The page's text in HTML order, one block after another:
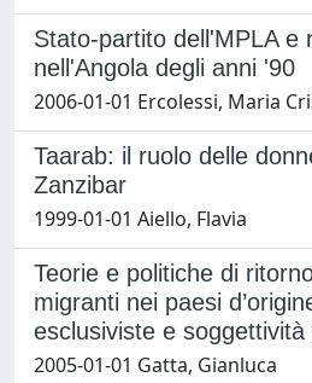
Stato-partito dell'MPLA e
nell'Angola degli anni '90
2006-01-01 Ercolessi, Maria
Taarab: il ruolo delle
Zanzibar
1999-01-01 Aiello, Flavia
Teorie e politiche di ritorno
migranti nei paesi
esclusiviste e soggettività
2005-01-01 Gatta, Gianluca